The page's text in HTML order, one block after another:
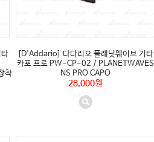
착
[D'Addario] 다다리오 플래닛웨이브 기타
카포 프로 PW-CP-02 / PLANETWAVES
NS PRO CAPO
28,000원